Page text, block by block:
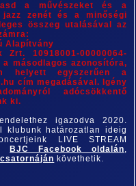
a művészeket és a
jazz zenét és a minőségi
összeg utalásával az
Alapítvány
Zrt. 10918001-00000064-
a másodlagos azonosítóra,
helyett egyszerűen a
cím megadásával. Igény
adócsökkentő
ki.
igazodva 2020.
klubunk határozatlan ideig
LIVE STREAM
BJC Facebook oldalán,
csatornáján követhetik.